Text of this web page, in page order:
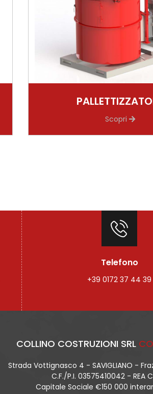
Scopri
Telefono
+39 0172 37 44 39
COLLINO COSTRUZIONI SRL
Strada Vottignasco 4 - SAVIGLIANO -
C.F./P.I. 03575410042 - REA
Capitale Sociale €150 000